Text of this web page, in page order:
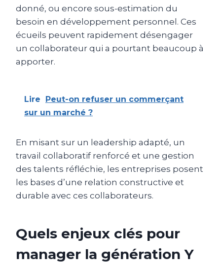
donné, ou encore sous-estimation du
besoin en développement personnel. Ces
écueils peuvent rapidement désengager
un collaborateur qui a pourtant beaucoup à
apporter.
Lire
Peut-on refuser un commerçant
sur un marché ?
En misant sur un leadership adapté, un
travail collaboratif renforcé et une gestion
des talents réfléchie, les entreprises posent
les bases d’une relation constructive et
durable avec ces collaborateurs.
Quels enjeux clés pour
manager la génération Y